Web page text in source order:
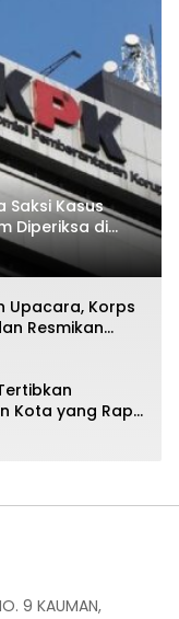
Saksi Kasus
Diperiksa di
Upacara, Korps
Resmikan
Kota yang Rapi
9 KAUMAN,